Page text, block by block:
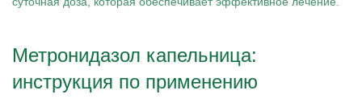
Метронидазол капельница:
инструкция по применению